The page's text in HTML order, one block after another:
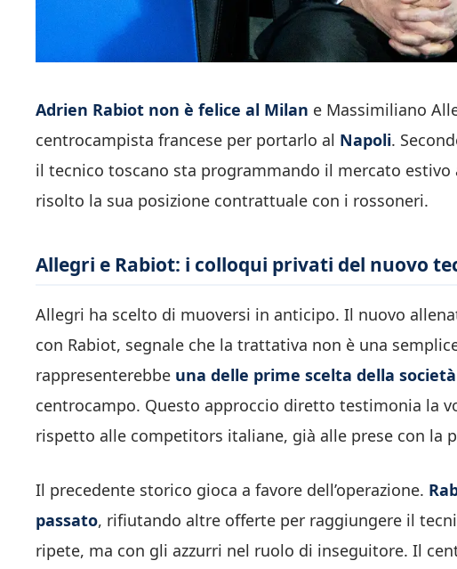
Adrien Rabiot non è felice al Milan e Massimiliano
centrocampista francese per portarlo al Napoli.
il tecnico toscano sta programmando il mercato
risolto la sua posizione contrattuale con i rossoneri.
Allegri e Rabiot: i colloqui privati del nuovo
Allegri ha scelto di muoversi in anticipo. Il nuovo
con Rabiot, segnale che la trattativa non è una
rappresenterebbe una delle prime scelta della società
centrocampo. Questo approccio diretto testimonia la
rispetto alle competitors italiane, già alle prese con la
Il precedente storico gioca a favore dell’operazione.
passato, rifiutando altre offerte per raggiungere il
ripete, ma con gli azzurri nel ruolo di inseguitore. Il